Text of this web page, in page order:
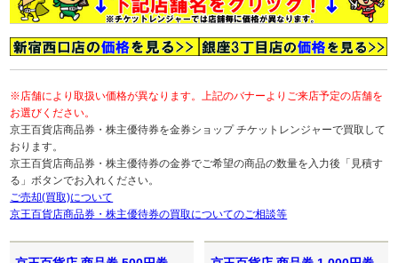
※店舗により取扱い価格が異なります。上記のバナーよりご来店予定の店舗を
お選びください。
京王百貨店商品券・株主優待券を金券ショップ チケットレンジャーで買取して
おります。
京王百貨店商品券・株主優待券の金券でご希望の商品の数量を入力後「見積す
る」ボタンでお入れください。
ご売却(買取)について
京王百貨店商品券・株主優待券の買取についてのご相談等